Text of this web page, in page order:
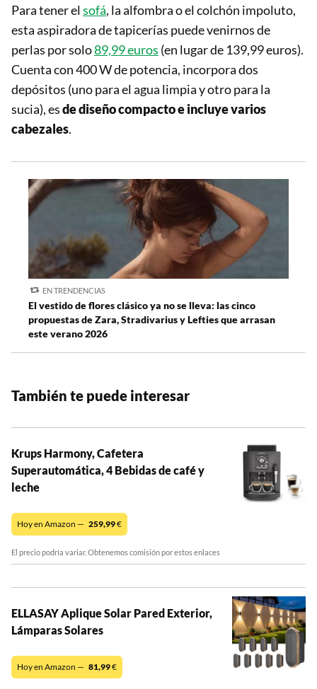
Para tener el sofá, la alfombra o el colchón impoluto,
esta aspiradora de tapicerías puede venirnos de
perlas por solo89,99 euros (en lugar de 139,99 euros).
Cuenta con 400 W de potencia, incorpora dos
depósitos (uno para el agua limpia y otro para la
sucia), esde diseño compacto e incluye varios
cabezales.
EN TRENDENCIAS
El vestido de flores clásico ya no se lleva: las cinco
propuestas de Zara, Stradivarius y Lefties que arrasan
este verano 2026
También te puede interesar
Krups Harmony, Cafetera
Superautomática, 4 Bebidas de café y
leche
Hoy en Amazon — 259,99€
El precio podría variar. Obtenemos comisión por estos enlaces
ELLASAY Aplique Solar Pared Exterior,
Lámparas Solares
Hoy en Amazon — 81,99€